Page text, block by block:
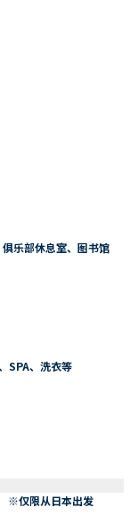
乐部休息室、图书馆
SPA、洗衣等
※仅限从日本出发